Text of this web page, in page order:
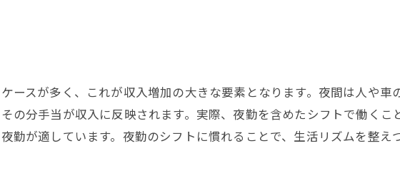
福岡県で長く続けられる警備の仕事の特徴
警備業務で長期的に働くための秘訣を解説
施設警備や夜勤で続けやすい働き方の特徴
ースが多く、これが収入増加の大きな要素となります。夜間は人や車
の分手当が収入に反映されます。実際、夜勤を含めたシフトで働くこ
勤が適しています。夜勤のシフトに慣れることで、生活リズムを整え